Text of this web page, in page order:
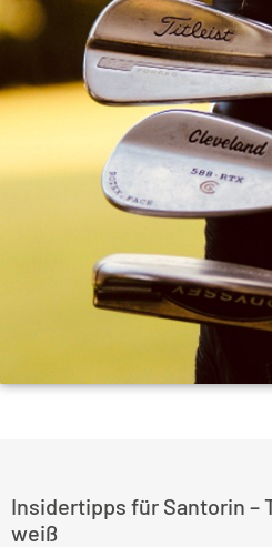
Insidertipps für Santorin –
weiß